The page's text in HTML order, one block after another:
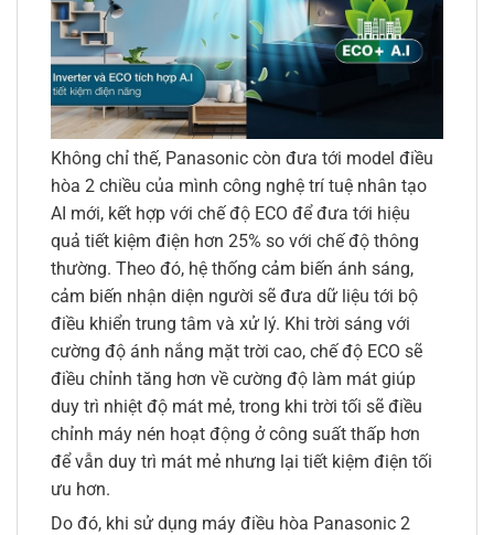
Không chỉ thế, Panasonic còn đưa tới model điều
hòa 2 chiều của mình công nghệ trí tuệ nhân tạo
AI mới, kết hợp với chế độ ECO để đưa tới hiệu
quả tiết kiệm điện hơn 25% so với chế độ thông
thường. Theo đó, hệ thống cảm biến ánh sáng,
cảm biến nhận diện người sẽ đưa dữ liệu tới bộ
điều khiển trung tâm và xử lý. Khi trời sáng với
cường độ ánh nắng mặt trời cao, chế độ ECO sẽ
điều chỉnh tăng hơn về cường độ làm mát giúp
duy trì nhiệt độ mát mẻ, trong khi trời tối sẽ điều
chỉnh máy nén hoạt động ở công suất thấp hơn
để vẫn duy trì mát mẻ nhưng lại tiết kiệm điện tối
ưu hơn.
Do đó, khi sử dụng máy điều hòa Panasonic 2